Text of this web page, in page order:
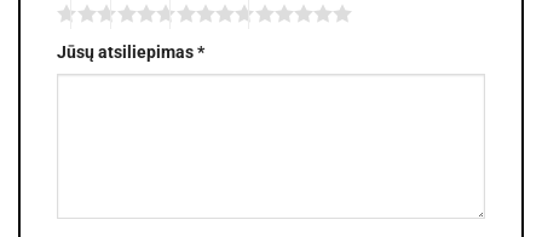
Jūsų atsiliepimas*